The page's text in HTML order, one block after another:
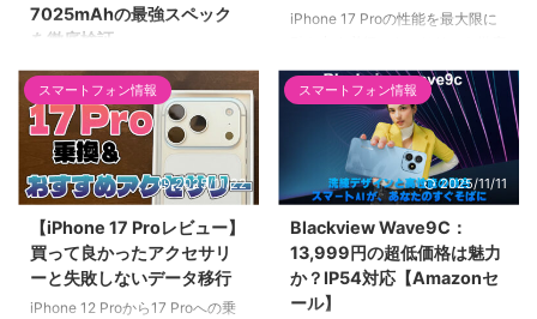
7025mAhの最強スペック
を徹底検証
2026年最新フラグシップ
「OPPO Find X9」を実機レビュ
ー！AnTuTu 300万点超えの
Dimensity 9500が生み出す圧倒
的レスポンスと、7,025mAhの
「氷河バッテリー」による驚異の
ブラッド監修カメラや、原神をス
トレスなく遊べる「バイパス充
電」など、スペックオタクも納得
の仕上がりを徹底網羅します。
iPhone 17 Proの性能を最大限に
紹介。高速充電器
（140W/45W）、MagSafeバッ
テリー（Anker Nano）、高耐久
ケースなど全商品の選び方を基準
別に解説。Anker、Spigen、
MOFTなど人気ブランドを網羅。
スマートフォン情報
2025/11/22
【iPhone 17 Proレビュー】
買って良かったアクセサリ
ーと失敗しないデータ移行
iPhone 12 Proから17 Proへの乗
スマートフォン情報
2025/11/11
Blackview Wave9C：
13,999円の超低価格は魅力
か？IP54対応【Amazonセ
ール】